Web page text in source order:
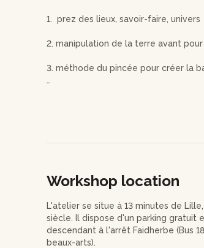
1. prez des lieux, savoir-faire, univers
2. manipulation de la terre avant
3. méthode du pincée pour créer la
Quelles machines ou outils sont
Quelles sont les matières premières
Y-a-t-il un drink ou un truc à manger
Workshop location
L'atelier se situe à 13 minutes de
siècle. Il dispose d'un parking
descendant à l'arrêt Faidherbe (Bus
beaux-arts).